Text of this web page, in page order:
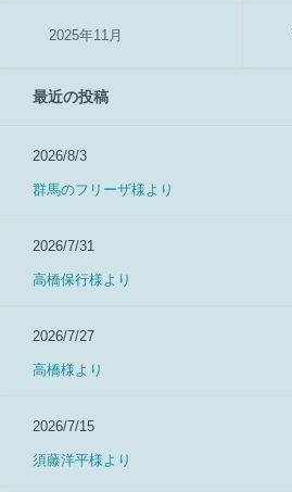
2025年11月
最近の投稿
2026/8/3
群馬のフリーザ様より
2026/7/31
高橋保行様より
2026/7/27
高橋様より
2026/7/15
須藤洋平様より